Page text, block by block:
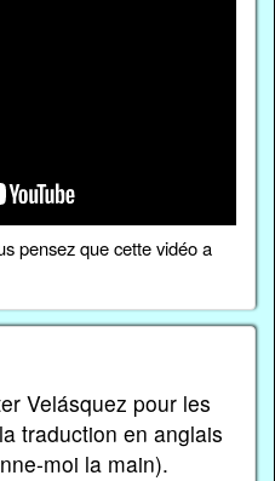
pensez que cette vidéo a
Velásquez pour les
traduction en anglais
moi la main).